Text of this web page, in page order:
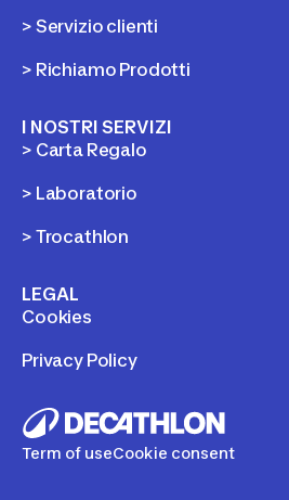
> Servizio clienti
> Richiamo Prodotti
I NOSTRI SERVIZI
> Carta Regalo
> Laboratorio
> Trocathlon
LEGAL
Cookies
Privacy Policy
Term of useCookie consent